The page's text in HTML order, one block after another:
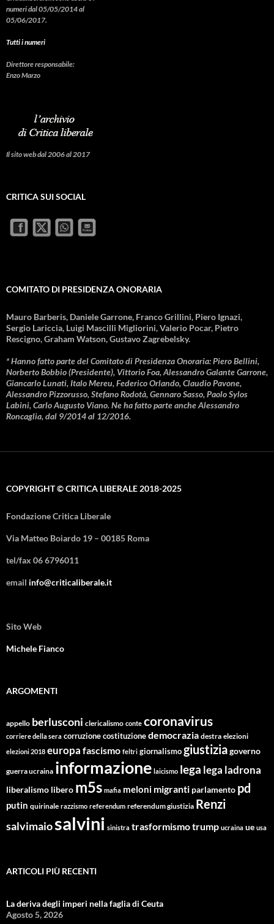
numeri dal 05/05/2014 al
05/06/2017.
Tutti i numeri
Direttore responsabile:
Enzo Marzo
Il sito web dal 2006 al 2017
CRITICA SUI SOCIAL
COMITATO DI PRESIDENZA ONORARIA
Mauro Barberis, Daniele Garrone, Franco Grillini, Piero Ignazi,
Sergio Lariccia, Luigi Mascilli Migliorini, Valerio Pocar, Pietro
Rescigno, Graham Watson, Gustavo Zagrebelsky.
* Hanno fatto parte del Comitato di Presidenza Onoraria: Piero Bellini,
Norberto Bobbio (Presidente), Vittorio Foa, Alessandro Galante Garrone,
Giancarlo Lunati, Italo Mereu, Federico Orlando, Claudio Pavone,
Alessandro Pizzorusso, Stefano Rodotà, Gennaro Sasso, Paolo Sylos
Labini, Carlo Augusto Viano. Ne ha fatto parte anche Alessandro
Roncaglia, dal 9/2014 al 12/2016.
COPYRIGHT © CRITICA LIBERALE 2018-2025
Fondazione Critica Liberale
Via Matteo Boiardo 19 – 00185 Roma
tel/fax 06 6796011
email info@criticaliberale.it
Sito Web
Michele Fianco
ARGOMENTI
appello berlusconi clericalismo conte coronavirus
corriere della sera corruzionecostituzionedemocrazia destra elezioni
elezioni 2018 europa fascismo feltri giornalismogiustiziagoverno
guerra ucraina informazione laicismo lega lega ladrona
liberalismo libero m5s mafia meloni migranti parlamento pd
putin quirinale razzismo referendum referendum giustizia Renzi
salvimaiosalvini sinistra trasformismotrump ucraina ue usa
ARTICOLI PIÙ RECENTI
La deriva degli imperi nella faglia di Ceuta
Agosto 5, 2026